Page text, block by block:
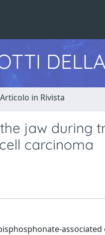
in Rivista
jaw during
carcinoma
associated